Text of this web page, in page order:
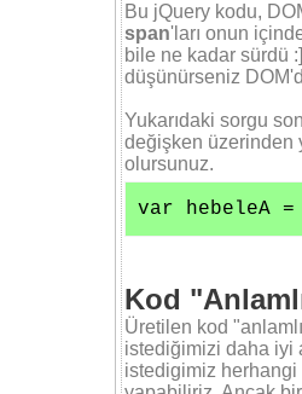
Bu jQuery kodu,
span'ları onun
bile ne kadar sürdü
düşünürseniz
Yukarıdaki sorgu
değişken üzerinden
olursunuz.
var hebeleA
Kod
Üretilen kod
istediğimizi daha iyi
istedigimiz herhangi